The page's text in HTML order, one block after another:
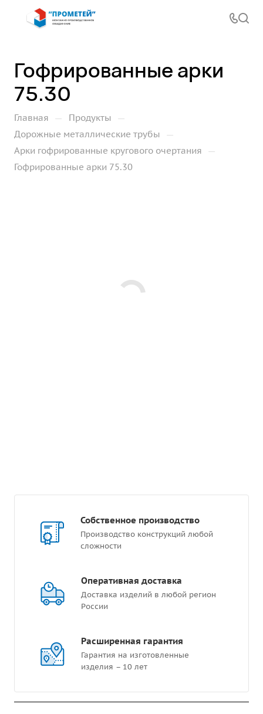
Гофрированные арки
75.30
Главная — Продукты —
Дорожные металлические трубы —
Арки гофрированные кругового очертания —
Гофрированные арки 75.30
Собственное производство
Производство конструкций любой
сложности
Оперативная доставка
Доставка изделий в любой регион
России
Расширенная гарантия
Гарантия на изготовленные
изделия – 10 лет